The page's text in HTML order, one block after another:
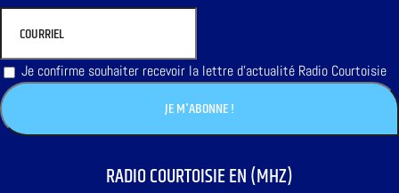
Je confirme souhaiter recevoir la lettre d'actualité Radio Courtoisie
RADIO COURTOISIE EN (MHZ)